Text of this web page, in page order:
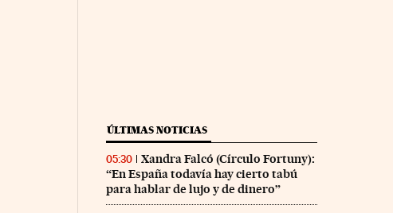
ÚLTIMAS NOTICIAS
05:30
Xandra Falcó (Círculo Fortuny):
“En España todavía hay cierto tabú
para hablar de lujo y de dinero”